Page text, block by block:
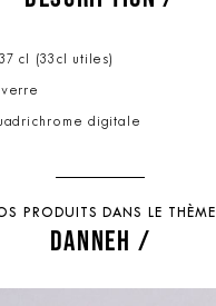
cl (33cl utiles)
digitale
PRODUITS DANS LE THÈME
DANNEH /